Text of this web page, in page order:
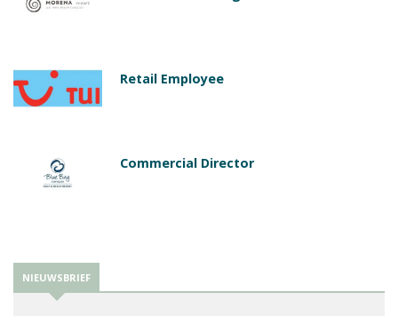
Retail Employee
Commercial Director
NIEUWSBRIEF